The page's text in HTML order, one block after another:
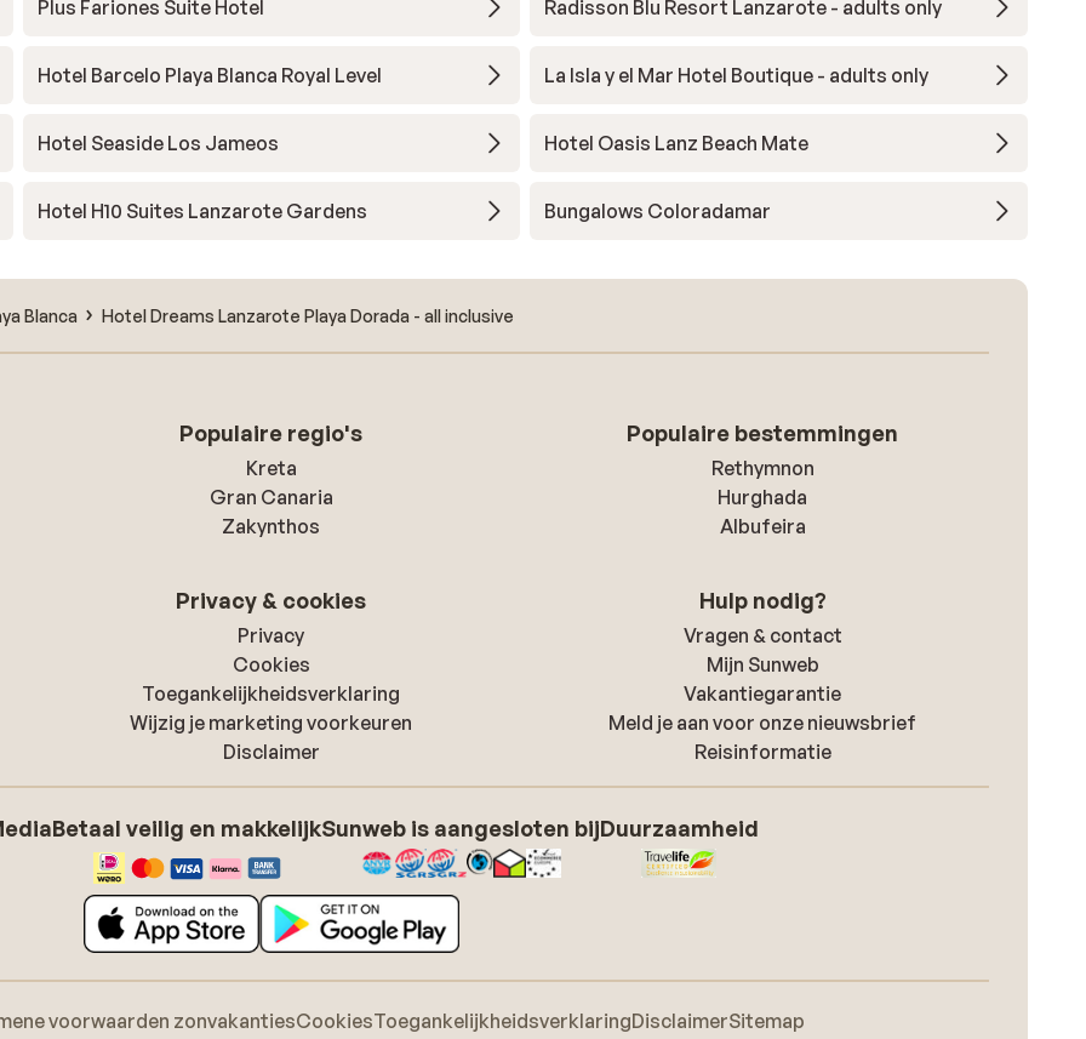
Plus Fariones Suite Hotel Radisson Blu Resort Lanzarote - adults only
Hotel Barcelo Playa Blanca Royal Level La Isla y el Mar Hotel Boutique - adults only
Hotel Seaside Los Jameos Hotel Oasis Lanz Beach Mate
Hotel H10 Suites Lanzarote Gardens Bungalows Coloradamar
Blanca Hotel Dreams Lanzarote Playa Dorada - all inclusive
Populaire regio's
Kreta
Gran Canaria
Zakynthos
Populaire bestemmingen
Rethymnon
Hurghada
Albufeira
Privacy & cookies
Privacy
Cookies
Toegankelijkheidsverklaring
Wijzig je marketing voorkeuren
Disclaimer
Hulp nodig?
Vragen & contact
Mijn Sunweb
Vakantiegarantie
Meld je aan voor onze nieuwsbrief
Reisinformatie
Betaal veilig en makkelijkSunweb is aangesloten bijDuurzaamheid
voorwaarden zonvakantiesCookiesToegankelijkheidsverklaringDisclaimerSitemap